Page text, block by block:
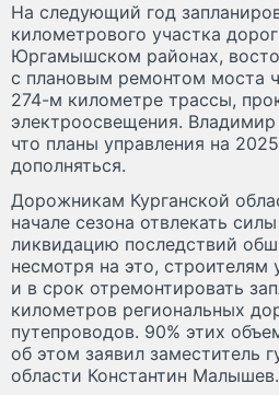
На следующий год
километрового участка
Юргамышском районах,
с плановым ремонтом моста
274-м километре трассы,
электроосвещения.
что планы управления на
дополняться.
Дорожникам Курганской
начале сезона отвлекать
ликвидацию последствий
несмотря на это, строителям
и в срок отремонтировать
километров региональных
путепроводов. 90% этих
об этом заявил заместитель
области Константин Малышев.